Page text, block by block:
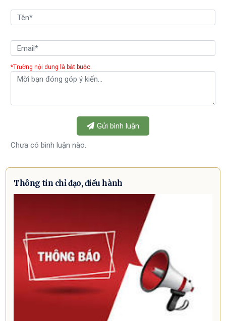
*Trường nội dung là bắt buộc.
Gửi bình luận
Chưa có bình luận nào.
Thông tin chỉ đạo, điều hành